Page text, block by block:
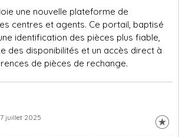
une nouvelle plateforme de
centres et agents. Ce portail, baptisé
identification des pièces plus fiable,
des disponibilités et un accès direct à
de pièces de rechange.
juillet 2025